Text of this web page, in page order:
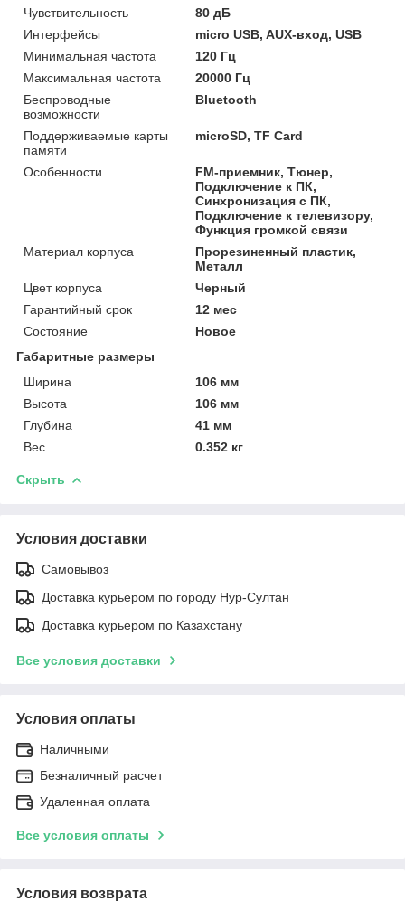
Чувствительность
80 дБ
Интерфейсы
micro USB, AUX-вход, USB
Минимальная частота
120 Гц
Максимальная частота
20000 Гц
Беспроводные
возможности
Bluetooth
Поддерживаемые карты
памяти
microSD, TF Card
Особенности
FM-приемник, Тюнер,
Подключение к ПК,
Синхронизация с ПК,
Подключение к телевизору,
Функция громкой связи
Материал корпуса
Прорезиненный пластик,
Металл
Цвет корпуса
Черный
Гарантийный срок
12 мес
Состояние
Новое
Габаритные размеры
Ширина
106 мм
Высота
106 мм
Глубина
41 мм
Вес
0.352 кг
Скрыть
Условия доставки
Самовывоз
Доставка курьером по городу Нур-Султан
Доставка курьером по Казахстану
Все условия доставки
Условия оплаты
Наличными
Безналичный расчет
Удаленная оплата
Все условия оплаты
Условия возврата